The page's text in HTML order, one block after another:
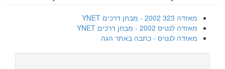
מאזדה 323 2002 - מבחן דרכים YNET
מאזדה לנטיס 2002 - מבחן דרכים YNET
מאזדה לנטיס - כתבה באתר הגה